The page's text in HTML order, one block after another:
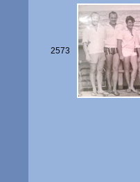
2573